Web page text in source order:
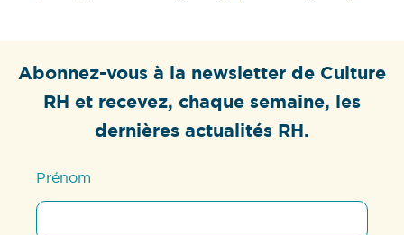
Abonnez-vous à la newsletter de Culture
RH et recevez, chaque semaine, les
dernières actualités RH.
Prénom